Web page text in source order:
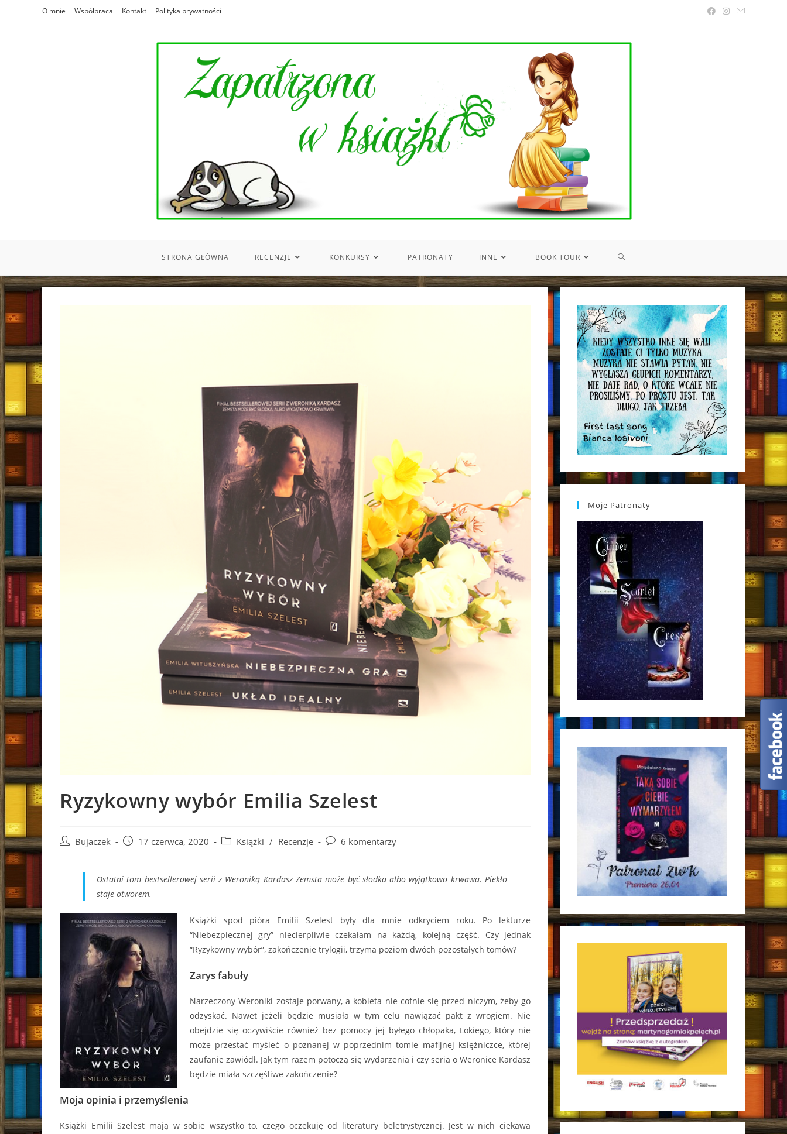
O mnie Współpraca Kontakt Polityka prywatności
STRONA GŁÓWNA RECENZJE KONKURSY PATRONATY INNE BOOK TOUR TOGGLE
SEARCH
Ryzykowny wybór Emilia Szelest
Post Bujaczek
Post 17 czerwca, 2020
Post Książki / Recenzje
Post 6 komentarzy
Ostatni tom bestsellerowej serii z Weroniką Kardasz Zemsta może być słodka albo wyjątkowo krwawa. Piekło
staje otworem.
Książki spod pióra Emilii Szelest były dla mnie odkryciem roku. Po lekturze
“Niebezpiecznej gry” niecierpliwie czekałam na każdą, kolejną część. Czy jednak
“Ryzykowny wybór”, zakończenie trylogii, trzyma poziom dwóch pozostałych tomów?
Zarys fabuły
Narzeczony Weroniki zostaje porwany, a kobieta nie cofnie się przed niczym, żeby go
odzyskać. Nawet jeżeli będzie musiała w tym celu nawiązać pakt z wrogiem. Nie
obejdzie się oczywiście również bez pomocy jej byłego chłopaka, Lokiego, który nie
może przestać myśleć o poznanej w poprzednim tomie mafijnej księżniczce, której
zaufanie zawiódł. Jak tym razem potoczą się wydarzenia i czy seria o Weronice Kardasz
będzie miała szczęśliwe zakończenie?
Moja opinia i przemyślenia
Książki Emilii Szelest mają w sobie wszystko to, czego oczekuję od literatury beletrystycznej. Jest w nich ciekawa
Moje Patronaty